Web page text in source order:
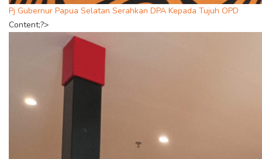
Pj Gubernur Papua Selatan Serahkan DPA Kepada Tujuh OPD
Content;?>